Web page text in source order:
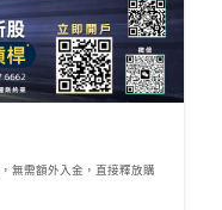
無需額外入金，直接釋放購